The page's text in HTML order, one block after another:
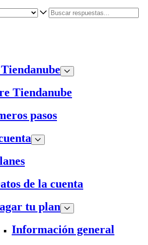
Tiendanube
pasos
de la cuenta
tu plan
Información general